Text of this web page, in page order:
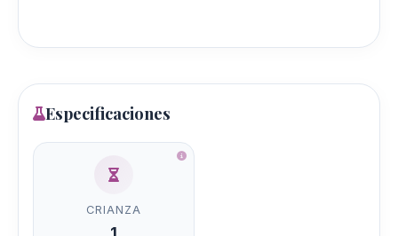
Especificaciones
CRIANZA